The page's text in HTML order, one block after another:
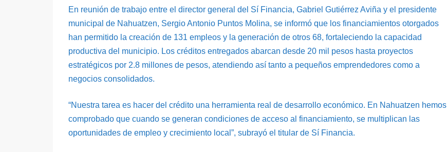
En reunión de trabajo entre el director general del Sí Financia, Gabriel Gutiérrez Aviña y el presidente
municipal de Nahuatzen, Sergio Antonio Puntos Molina, se informó que los financiamientos otorgados
han permitido la creación de 131 empleos y la generación de otros 68, fortaleciendo la capacidad
productiva del municipio. Los créditos entregados abarcan desde 20 mil pesos hasta proyectos
estratégicos por 2.8 millones de pesos, atendiendo así tanto a pequeños emprendedores como a
negocios consolidados.
“Nuestra tarea es hacer del crédito una herramienta real de desarrollo económico. En Nahuatzen hemos
comprobado que cuando se generan condiciones de acceso al financiamiento, se multiplican las
oportunidades de empleo y crecimiento local”, subrayó el titular de Sí Financia.